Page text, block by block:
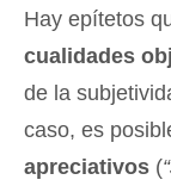
Hay epítetos
cualidades
de la
caso, es
apreciativos (